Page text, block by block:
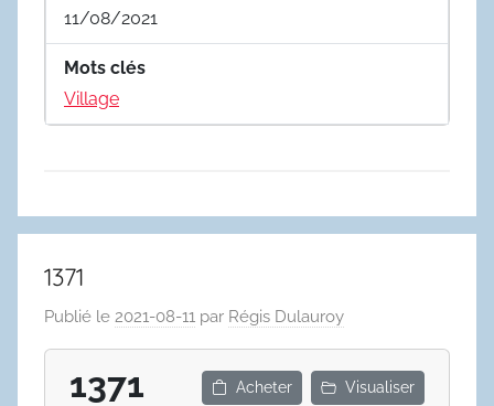
11/08/2021
Mots clés
Village
1371
Publié le 2021-08-11 par Régis Dulauroy
1371 Acheter Visualiser